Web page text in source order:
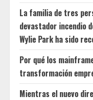
La familia de tres
devastador incendio
Wylie Park ha sido
Por qué los
transformación
Mientras el nuevo